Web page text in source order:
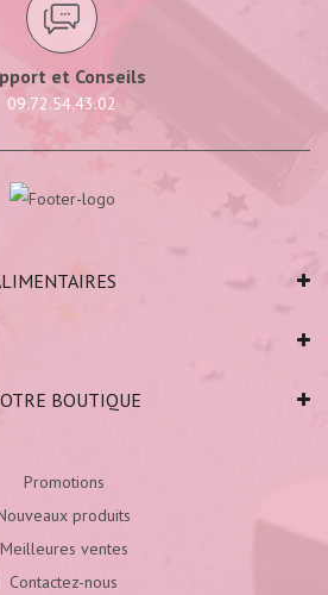
et Conseils
09.72.54.43.02
BOUTIQUE
Promotions
produits
Meilleures ventes
Contactez-nous